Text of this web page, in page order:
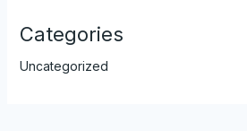
Categories
Uncategorized